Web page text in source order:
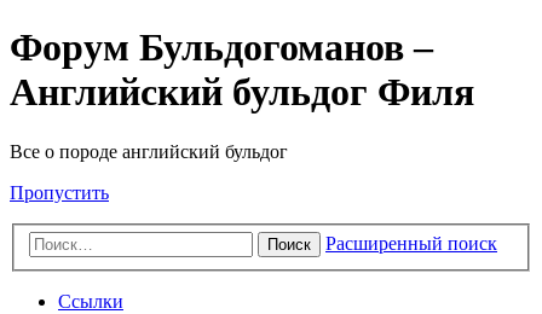
Форум Бульдогоманов –
Английский бульдог Филя
Все о породе английский бульдог
Пропустить
Поиск Расширенный поиск
Ссылки